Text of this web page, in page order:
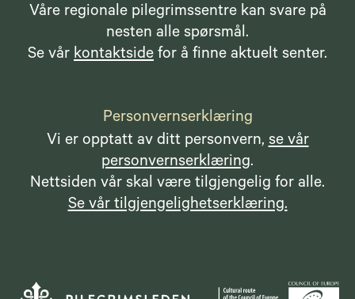
Våre regionale pilegrimssentre kan svare på
nesten alle spørsmål.
Se vår kontaktside for å finne aktuelt senter.
Personvernserklæring
Vi er opptatt av ditt personvern,se vår
personvernserklæring.
Nettsiden vår skal være tilgjengelig for alle.
Se vår tilgjengelighetserklæring.